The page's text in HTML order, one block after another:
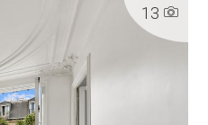
13